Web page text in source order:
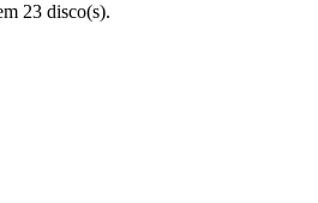
23 disco(s).